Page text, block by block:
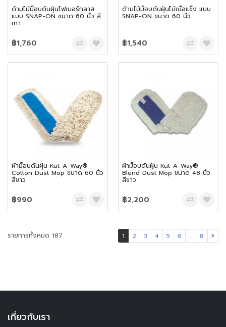
ด้ามไม้ม็อบดันฝุ่นไฟเบอร์กลาส
แบบ SNAP-ON ขนาด 60 นิ้ว สี
เทา
฿1,760
ด้ามไม้ม็อบดันฝุ่นไม้เนื้อแข็ง แบบ
SNAP-ON ขนาด 60 นิ้ว
฿1,540
ผ้าม็อบดันฝุ่น Kut-A-Way®
Cotton Dust Mop ขนาด 60 นิ้ว
สีขาว
฿990
ผ้าม็อบดันฝุ่น Kut-A-Way®
Blend Dust Mop ขนาด 48 นิ้ว
สีขาว
฿2,200
รายการทั้งหมด 187 1 2 3 4 5 6 ... 8
เกี่ยวกับเรา